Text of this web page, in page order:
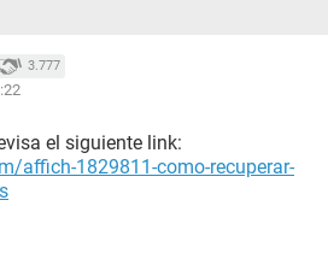
3.777
el siguiente link:
affich-1829811-como-recuperar-